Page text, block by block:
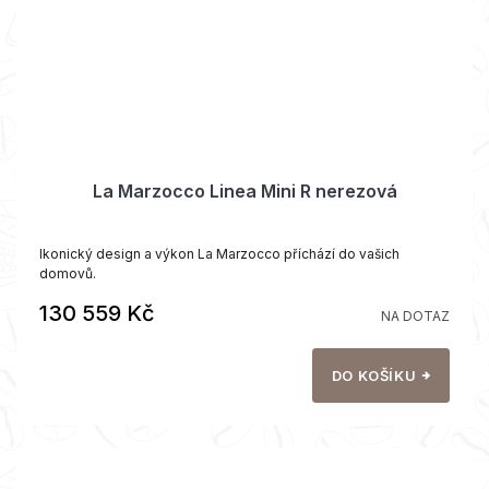
La Marzocco Linea Mini R nerezová
NA DOTAZ
130 559 Kč
DO KOŠÍKU
Ikonický design a výkon La Marzocco příchází do vašich
domovů.